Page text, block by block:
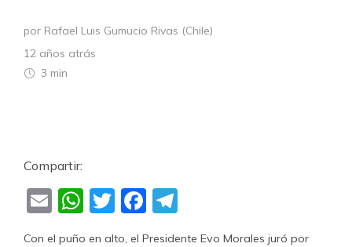
por Rafael Luis Gumucio Rivas (Chile)
12 años atrás
3 min
Compartir:
EmailWhatsApp
TwitterFacebook
Con el puño en alto, el Presidente Evo Morales juró por